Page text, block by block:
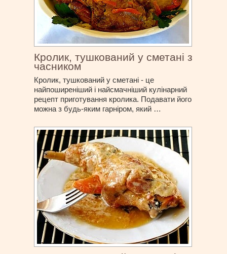
Кролик, тушкований у сметані з
часником
Кролик, тушкований у сметані - це
найпоширеніший і найсмачніший кулінарний
рецепт приготування кролика. Подавати його
можна з будь-яким гарніром, який …